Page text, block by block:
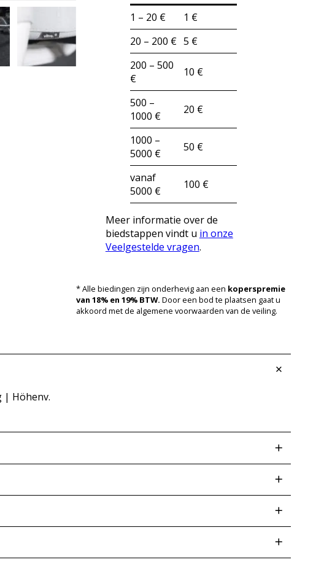
1 – 20 €
1 €
20 – 200 € 5 €
200 – 500
€
10 €
500 –
1000 €
20 €
1000 –
5000 €
50 €
vanaf
5000 €
100 €
Meer informatie over de
biedstappen vindt u in onze
Veelgestelde vragen.
* Alle biedingen zijn onderhevig aan een koperspremie
van 18% en 19% BTW. Door een bod te plaatsen gaat u
akkoord met de algemene voorwaarden van de veiling.
| Höhenv.
afwijkingen op een later tijdstip kunt voorkomen.